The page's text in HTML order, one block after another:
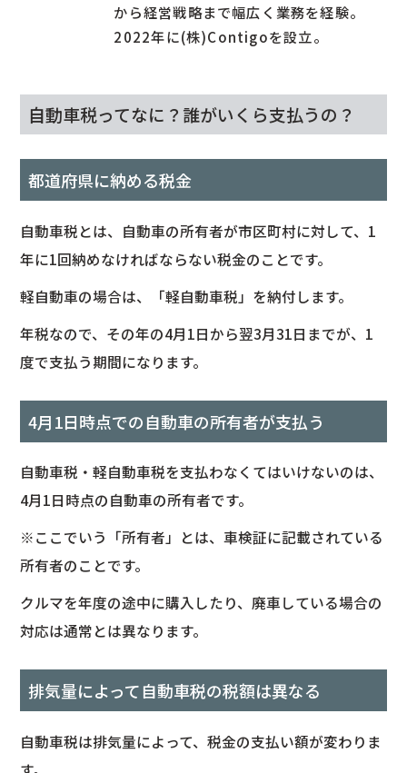
から経営戦略まで幅広く業務を経験。
2022年に(株)Contigoを設立。
自動車税ってなに？誰がいくら支払うの？
都道府県に納める税金
自動車税とは、自動車の所有者が市区町村に対して、1
年に1回納めなければならない税金のことです。
軽自動車の場合は、「軽自動車税」を納付します。
年税なので、その年の4月1日から翌3月31日までが、1
度で支払う期間になります。
4月1日時点での自動車の所有者が支払う
自動車税・軽自動車税を支払わなくてはいけないのは、
4月1日時点の自動車の所有者です。
※ここでいう「所有者」とは、車検証に記載されている
所有者のことです。
クルマを年度の途中に購入したり、廃車している場合の
対応は通常とは異なります。
排気量によって自動車税の税額は異なる
自動車税は排気量によって、税金の支払い額が変わりま